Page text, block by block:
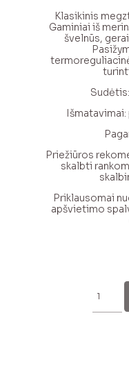
Klasikinis
Gaminiai iš
švelnūs,
Priežiūros
skalbti
Priklausomai
apšvietimo
kiekis:
Šviesiai